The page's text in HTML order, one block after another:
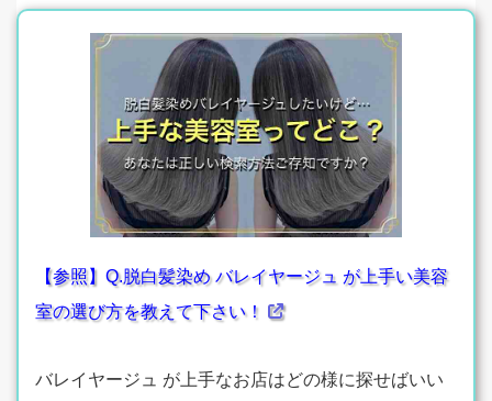
【参照】Q.脱白髪染め バレイヤージュ が上手い美容
室の選び方を教えて下さい！
バレイヤージュ が上手なお店はどの様に探せばいい